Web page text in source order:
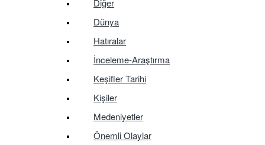
Dünya
Hatıralar
İnceleme-Araştırma
Keşifler Tarihi
Kişiler
Medeniyetler
Önemli Olaylar